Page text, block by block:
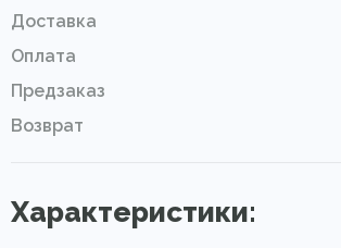
Доставка
Оплата
Предзаказ
Возврат
Характеристики: